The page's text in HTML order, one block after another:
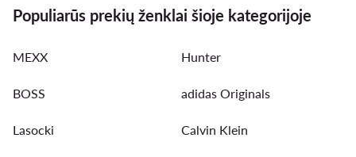
Populiarūs prekių ženklai šioje kategorijoje
MEXX Hunter
BOSS adidas Originals
Lasocki Calvin Klein